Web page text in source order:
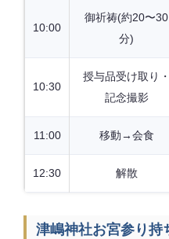
10:00
御祈祷(約20〜30
分)
10:30
授与品受け取り・
記念撮影
11:00 移動→会食
12:30 解散
津嶋神社お宮参り持